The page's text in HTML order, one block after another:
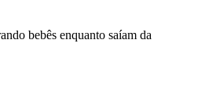
bebês enquanto saíam da